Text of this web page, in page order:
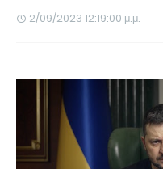
2/09/2023 12:19:00 μ.μ.